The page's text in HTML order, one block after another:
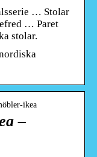
… Stolar
… Paret
stolar.
ikea
–